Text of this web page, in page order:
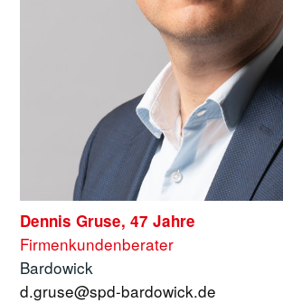
Dennis Gruse, 47 Jahre
Firmenkundenberater
Bardowick
d.gruse@spd-bardowick.de